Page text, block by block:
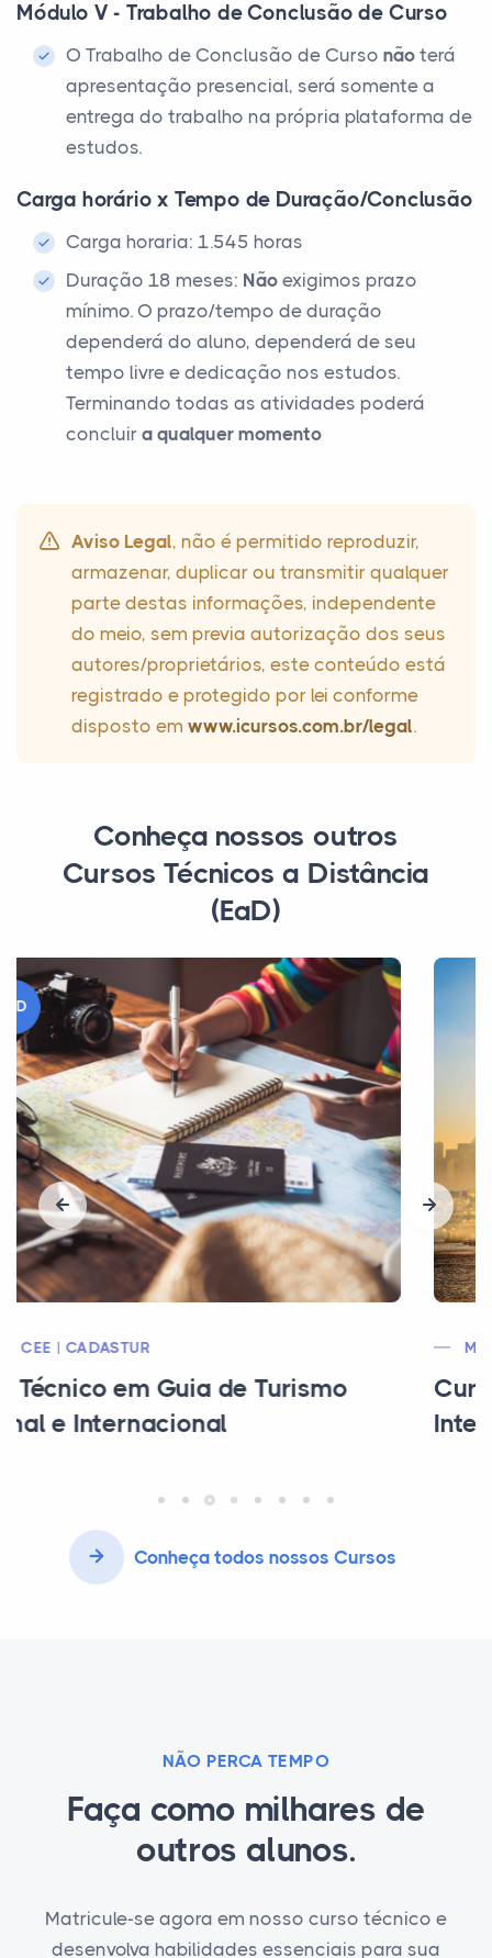
Módulo V - Trabalho de Conclusão de Curso
O Trabalho de Conclusão de Curso não terá
apresentação presencial, será somente a
entrega do trabalho na própria plataforma de
estudos.
Carga horário x Tempo de Duração/Conclusão
Carga horaria: 1.545 horas
Duração 18 meses: Não exigimos prazo
mínimo. O prazo/tempo de duração
dependerá do aluno, dependerá de seu
tempo livre e dedicação nos estudos.
Terminando todas as atividades poderá
concluir a qualquer momento
Aviso Legal, não é permitido reproduzir,
armazenar, duplicar ou transmitir qualquer
parte destas informações, independente
do meio, sem previa autorização dos seus
autores/proprietários, este conteúdo está
registrado e protegido por lei conforme
disposto em www.icursos.com.br/legal.
Conheça nossos outros
Cursos Técnicos a Distância
(EaD)
EAD
MEC | CEE | CADASTUR
Curso Técnico em Guia de Turismo
Internacional
Conheça todos nossos Cursos
NÃO PERCA TEMPO
Faça como milhares de
outros alunos.
Matricule-se agora em nosso curso técnico e
desenvolva habilidades essenciais para sua